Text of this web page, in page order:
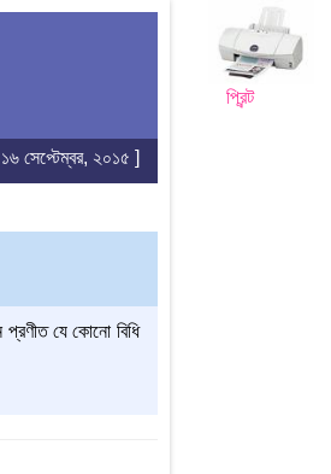
প্রিন্ট
সেপ্টেম্বর, ২০১৫ ]
প্রণীত যে কোনো বিধি